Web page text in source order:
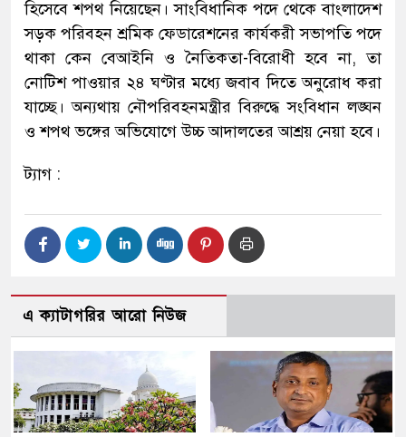
হিসেবে শপথ নিয়েছেন। সাংবিধানিক পদে থেকে বাংলাদেশ
সড়ক পরিবহন শ্রমিক ফেডারেশনের কার্যকরী সভাপতি পদে
থাকা কেন বেআইনি ও নৈতিকতা-বিরোধী হবে না, তা
নোটিশ পাওয়ার ২৪ ঘণ্টার মধ্যে জবাব দিতে অনুরোধ করা
যাচ্ছে। অন্যথায় নৌপরিবহনমন্ত্রীর বিরুদ্ধে সংবিধান লঙ্ঘন
ও শপথ ভঙ্গের অভিযোগে উচ্চ আদালতের আশ্রয় নেয়া হবে।
ট্যাগ :
এ ক্যাটাগরির আরো নিউজ